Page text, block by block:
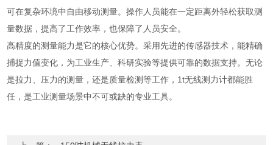
可在复杂环境中自由移动测量。操作人员能在一定距离外轻松获取测
量数据，提高了工作效率，也保障了人员安全。
高精度的测量能力是它的核心优势。采用先进的传感器技术，能精确
捕捉力值变化，为工业生产、科研实验等提供可靠的数据支持。无论
是拉力、压力的测量，还是质量检测等工作，1t无线测力计都能胜
任，是工业测量场景中不可或缺的专业工具。